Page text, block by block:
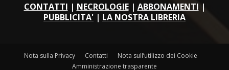
CONTATTI | NECROLOGIE| ABBONAMENTI |
PUBBLICITA' | LA NOSTRA LIBRERIA
Nota sulla Privacy Contatti
Nota sull’utilizzo dei Cookie
Amministrazione trasparente